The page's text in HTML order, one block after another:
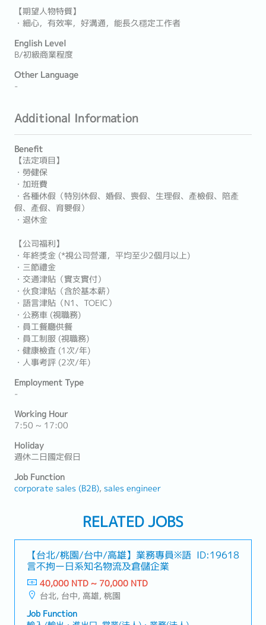
【期望人物特質】
・細心，有效率，好溝通，能長久穩定工作者
English Level
B/初級商業程度
Other Language
-
Additional Information
Benefit
【法定項目】
・勞健保
・加班費
・各種休假（特別休假、婚假、喪假、生理假、產檢假、陪產
假、產假、育嬰假）
・退休金
【公司福利】
・年終獎金 (*視公司營運，平均至少2個月以上)
・三節禮金
・交通津貼（實支實付）
・伙食津貼（含於基本薪）
・語言津貼（N1、TOEIC）
・公務車 (視職務)
・員工餐廳供餐
・員工制服 (視職務)
・健康檢査 (1次/年)
・人事考評 (2次/年)
Employment Type
-
Working Hour
7:50 ~ 17:00
Holiday
週休二日國定假日
Job Function
corporate sales (B2B) sales engineer
RELATED JOBS
【台北/桃園/台中/高雄】業務專員※語
言不拘ー日系知名物流及倉儲企業
ID:19618
40,000 NTD ~ 70,000 NTD
台北, 台中, 高雄, 桃園
Job Function